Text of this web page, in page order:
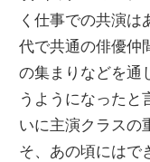
く仕事での共演
代で共通の俳優仲
の集まりなどを通
うようになったと
いに主演クラスの
そ、あの頃にはで